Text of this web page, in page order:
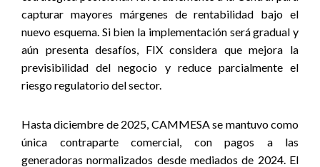
capturar mayores márgenes de rentabilidad bajo el
nuevo esquema. Si bien la implementación será gradual y
aún presenta desafíos, FIX considera que mejora la
previsibilidad del negocio y reduce parcialmente el
riesgo regulatorio del sector.
Hasta diciembre de 2025, CAMMESA se mantuvo como
única contraparte comercial, con pagos a las
generadoras normalizados desde mediados de 2024. El